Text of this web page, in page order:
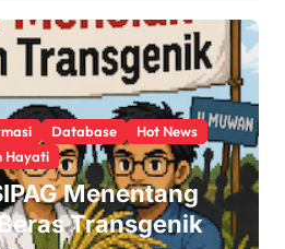
Database
Hot News
Hayati
Menentang
Transgenik